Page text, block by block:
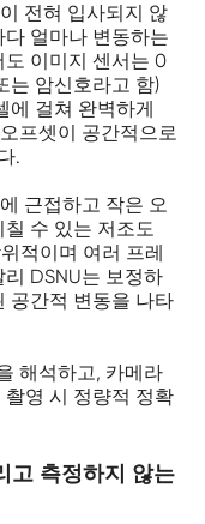
전혀 입사되지 않
얼마나 변동하는
이미지 센서는 0
는 암신호라고 함)
에 걸쳐 완벽하게
프셋이 공간적으로
.
근접하고 작은 오
수 있는 저조도
적이며 여러 프레
DSNU는 보정하
공간적 변동을 나타
해석하고, 카메라
영 시 정량적 정확
고 측정하지 않는